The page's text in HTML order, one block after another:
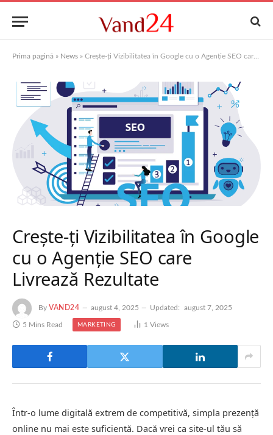
Prima pagină » News » Crește-ți Vizibilitatea în Google cu o Agenție SEO care Livrează Rezultate
Crește-ți Vizibilitatea în Google
cu o Agenție SEO care
Livrează Rezultate
By VAND24 august 4, 2025 Updated: august 7, 2025
5 Mins Read MARKETING 1 Views
Într-o lume digitală extrem de competitivă, simpla prezență
online nu mai este suficientă. Dacă vrei ca site-ul tău să